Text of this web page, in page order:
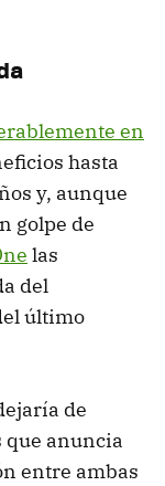
en
hasta
y, aunque
golpe de
las
del
último
de
que anuncia
entre ambas